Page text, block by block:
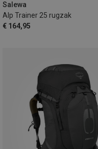
Salewa
Alp Trainer 25 rugzak
€ 164,95